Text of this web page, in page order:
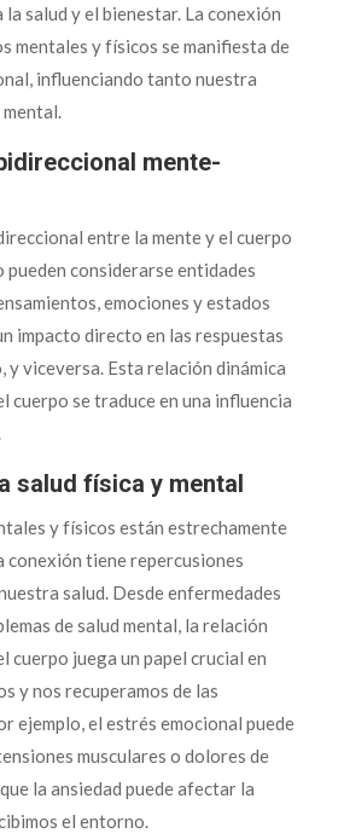
salud y el bienestar. La conexión
mentales y físicos se manifiesta de
influenciando tanto nuestra
mente-
entre la mente y el cuerpo
pueden considerarse entidades
emociones y estados
impacto directo en las respuestas
y viceversa. Esta relación dinámica
cuerpo se traduce en una influencia
salud física y mental
y físicos están estrechamente
conexión tiene repercusiones
salud. Desde enfermedades
de salud mental, la relación
cuerpo juega un papel crucial en
y nos recuperamos de las
ejemplo, el estrés emocional puede
musculares o dolores de
la ansiedad puede afectar la
el entorno.